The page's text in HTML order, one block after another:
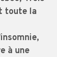
toute la
à une